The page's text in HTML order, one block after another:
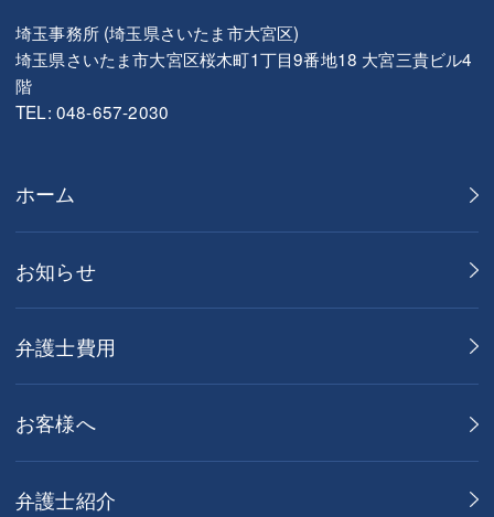
埼玉事務所 (埼玉県さいたま市大宮区)
埼玉県さいたま市大宮区桜木町1丁目9番地18 大宮三貴ビル4
階
TEL: 048-657-2030
ホーム
お知らせ
弁護士費用
お客様へ
弁護士紹介